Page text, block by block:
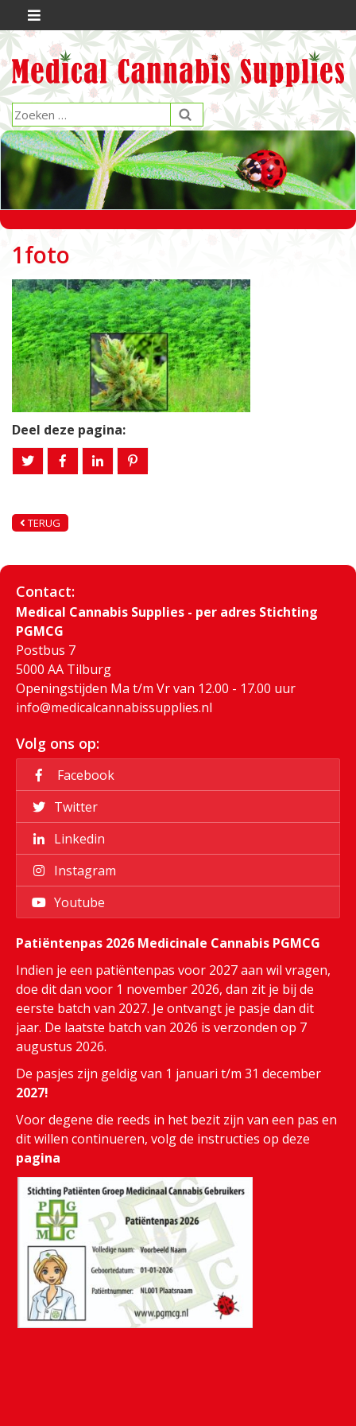
1foto
Deel deze pagina:
TERUG
Contact:
Medical Cannabis Supplies - per adres Stichting
PGMCG
Postbus 7
5000 AA Tilburg
Openingstijden Ma t/m Vr van 12.00 - 17.00 uur
info@medicalcannabissupplies.nl
Volg ons op:
Facebook
Twitter
Linkedin
Instagram
Youtube
Patiëntenpas 2026 Medicinale Cannabis PGMCG
Indien je een patiëntenpas voor 2027 aan wil vragen,
doe dit dan voor 1 november 2026, dan zit je bij de
eerste batch van 2027. Je ontvangt je pasje dan dit
jaar. De laatste batch van 2026 is verzonden op 7
augustus 2026.
De pasjes zijn geldig van 1 januari t/m 31 december
2027!
Voor degene die reeds in het bezit zijn van een pas en
dit willen continueren, volg de instructies op deze
pagina